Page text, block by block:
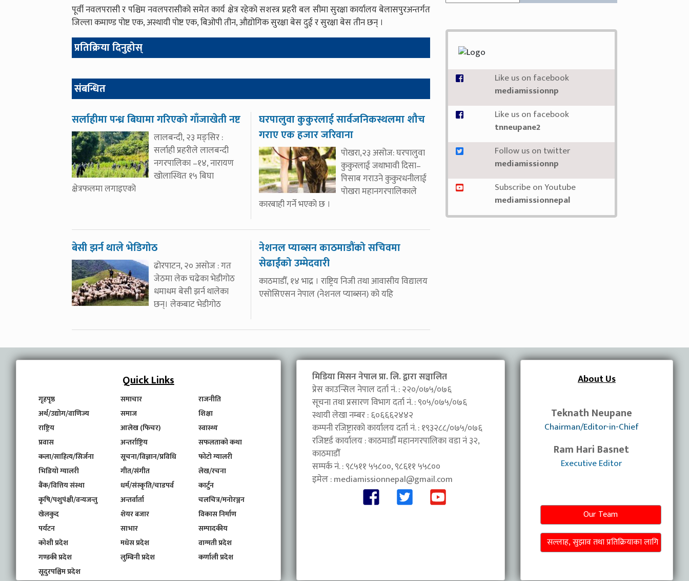
पूर्वी नवलपरासी र पश्चिम नवलपरासीको समेत कार्य क्षेत्र रहेको सशस्त्र प्रहरी बल सीमा सुरक्षा कार्यालय बेलासपुरअन्तर्गत
जिल्ला कमाण्ड पोष्ट एक, अस्थायी पोष्ट एक, बिओपी तीन, औद्योगिक सुरक्षा बेस दुई र सुरक्षा बेस तीन छन् ।
प्रतिक्रिया दिनुहोस्
संबन्धित
सर्लाहीमा पन्ध्र बिघामा गरिएको गाँजाखेती नष्ट
लालबन्दी, २३ मङ्सिर :
सर्लाही प्रहरीले लालबन्दी
नगरपालिका –१४, नारायण
खोलास्थित १५ बिघा
क्षेत्रफलमा लगाइएको
घरपालुवा कुकुरलाई सार्वजनिकस्थलमा शौच
गराए एक हजार जरिवाना
पोखरा,२३ असोज: घरपालुवा
कुकुरलाई जथाभावी दिसा–
पिसाब गराउने कुकुरधनीलाई
पोखरा महानगरपालिकाले
कारबाही गर्ने भएको छ ।
बेसी झर्न थाले भेडिगोठ
ढोरपाटन, २० असोज : गत
जेठमा लेक चढेका भेडीगोठ
धमाधम बेसी झर्न थालेका
छन्। लेकबाट भेडीगोठ
नेशनल प्याब्सन काठमाडौंको सचिवमा
सेढाईंको उम्मेदवारी
काठमाडौँ, १४ भाद्र । राष्ट्रिय निजी तथा आवासीय विद्यालय
एसोसिएसन नेपाल (नेशनल प्याब्सन) को यहि
Like us on facebook
mediamissionnp
Like us on facebook
tnneupane2
Follow us on twitter
mediamissionnp
Subscribe on Youtube
mediamissionnepal
Quick Links
गृहपृष्ठ समाचार
राजनीति
अर्थ/उद्योग/वाणिज्य
समाज
शिक्षा
राष्ट्रिय
आलेख (फिचर)
स्वास्थ्य
प्रवास
अन्तर्राष्ट्रिय
सफलताको कथा
कला/साहित्य/सिर्जना
सूचना/विज्ञान/प्रविधि
फोटो ग्यालरी
भिडियो ग्यालरी
गीत/संगीत
लेख/रचना
बैंक/वित्तिय संस्था
धर्म/संस्कृति/चाडपर्व
कार्टुन
कृषि/पशुपंक्षी/वन्यजन्तु
अन्तर्वार्ता
चलचित्र/मनोरञ्जन
खेलकुद
शेयर बजार
विकास निर्माण
पर्यटन
साभार
सम्पादकीय
कोशी प्रदेश
मधेस प्रदेश
वाग्मती प्रदेश
गण्डकी प्रदेश
लुम्बिनी प्रदेश
कर्णाली प्रदेश
सूदुरपश्चिम प्रदेश
मिडिया मिसन नेपाल प्रा. लि. द्वारा सञ्चालित
प्रेस काउन्सिल नेपाल दर्ता नं. : २२०/०७५/०७६
सूचना तथा प्रसारण विभाग दर्ता नं. : ९०५/०७५/०७६
स्थायी लेखा नम्बर : ६०६६६२४४२
कम्पनी रजिष्ट्रारको कार्यालय दर्ता नं. : १९३२८८/०७५/०७६
रजिष्टर्ड कार्यालय : काठमाडौँ महानगरपालिका वडा नंं ३२,
काठमाडौँ
सम्पर्क नं. : ९८५११ ५५८००, ९८६११ ५५८००
इमेल :mediamissionnepal@gmail.com
About Us
Teknath Neupane
Chairman/Editor-in-Chief
Ram Hari Basnet
Executive Editor
Our Team
सल्लाह, सुझाव तथा प्रतिक्रियाका लागि